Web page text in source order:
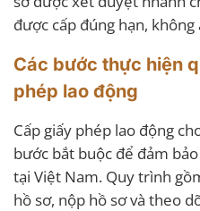
được cấp đúng hạn,
Các bước thực hiện
phép lao động
Cấp giấy phép lao động
bước bắt buộc để đảm
tại Việt Nam. Quy trình
hồ sơ, nộp hồ sơ và theo